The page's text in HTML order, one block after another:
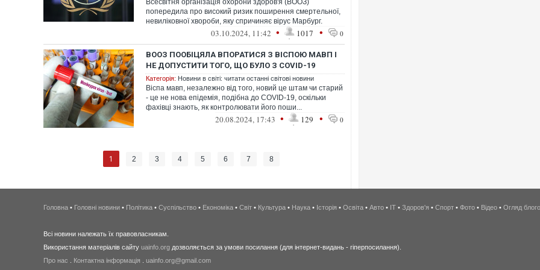
Всесвітня організація охорони здоров'я (ВООЗ)
попередила про високий ризик поширення смертельної,
невиліковної хвороби, яку спричиняє вірус Марбург.
03.10.2024, 11:42 • 1017 • 0
ВООЗ ПООБІЦЯЛА ВПОРАТИСЯ З ВІСПОЮ МАВП І
НЕ ДОПУСТИТИ ТОГО, ЩО БУЛО З COVID-19
Категорія: Новини в світі: читати останні світові новини
Віспа мавп, незалежно від того, новий це штам чи старий
- це не нова епідемія, подібна до COVID-19, оскільки
фахівці знають, як контролювати його поши...
20.08.2024, 17:43 • 129 • 0
1 2 3 4 5 6 7 8
Головна • Головні новини • Політика • Суспільство • Економіка • Світ • Культура • Наука • Історія • Освіта • Авто • IT • Здоров'я • Спорт • Фото • Відео • Огляд
Всі новини належать їх правовласникам.
Використання матеріалів сайту uainfo.org дозволяється за умови посилання (для інтернет-видань - гіперпосилання).
Про нас
Контактна інформація uainfo.org@gmail.com